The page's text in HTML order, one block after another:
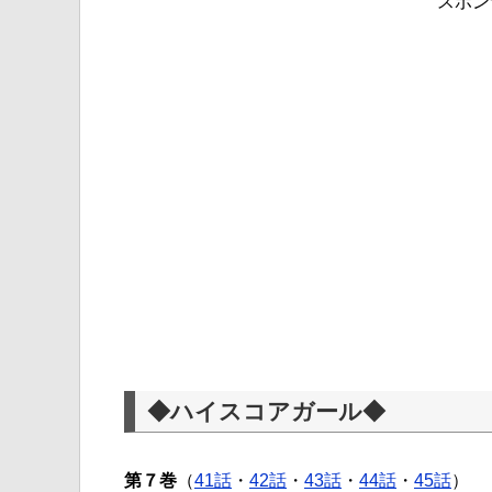
◆ハイスコアガール◆
第７巻 （41話 ・ 42話 ・ 43話 ・ 44話 ・ 45話）